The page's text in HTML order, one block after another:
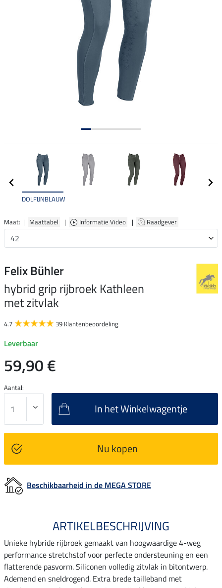
DOLFIJNBLAUW
Maat: | Maattabel | Informatie Video | Raadgever
Felix Bühler
hybrid grip rijbroek Kathleen
met zitvlak
4.7 39 Klantenbeoordeling
Leverbaar
59,90 €
Aantal:
In het Winkelwagentje
Nu kopen
Beschikbaarheid in de MEGA STORE
ARTIKELBESCHRIJVING
Unieke hybride rijbroek gemaakt van hoogwaardige 4-weg
performance stretchstof voor perfecte ondersteuning en een
flatterende pasvorm. Siliconen volledig zitvlak in bitontwerp.
Ademend en sneldrogend. Extra brede tailleband met